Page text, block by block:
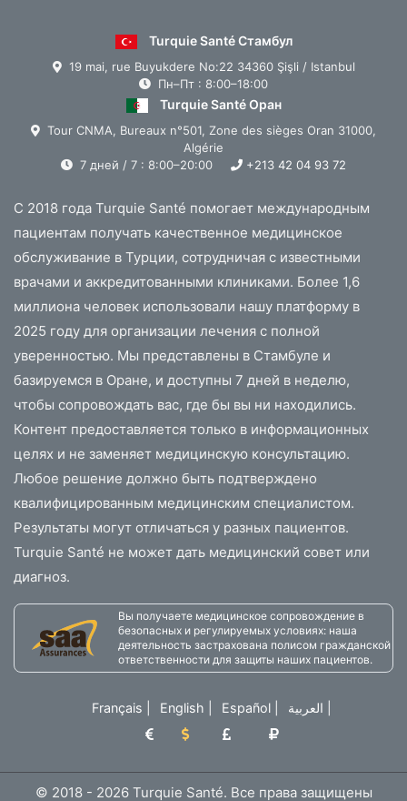
Turquie Santé Стамбул
19 mai, rue Buyukdere No:22 34360 Şişli / Istanbul
Пн–Пт : 8:00–18:00
Turquie Santé Оран
Tour CNMA, Bureaux n°501, Zone des sièges Oran 31000,
Algérie
7 дней / 7 : 8:00–20:00
+213 42 04 93 72
С 2018 года Turquie Santé помогает международным
пациентам получать качественное медицинское
обслуживание в Турции, сотрудничая с известными
врачами и аккредитованными клиниками. Более 1,6
миллиона человек использовали нашу платформу в
2025 году для организации лечения с полной
уверенностью. Мы представлены в Стамбуле и
базируемся в Оране, и доступны 7 дней в неделю,
чтобы сопровождать вас, где бы вы ни находились.
Контент предоставляется только в информационных
целях и не заменяет медицинскую консультацию.
Любое решение должно быть подтверждено
квалифицированным медицинским специалистом.
Результаты могут отличаться у разных пациентов.
Turquie Santé не может дать медицинский совет или
диагноз.
Вы получаете медицинское сопровождение в
безопасных и регулируемых условиях: наша
деятельность застрахована полисом гражданской
ответственности для защиты наших пациентов.
Français English Español العربية
© 2018 - 2026 Turquie Santé. Все права защищены